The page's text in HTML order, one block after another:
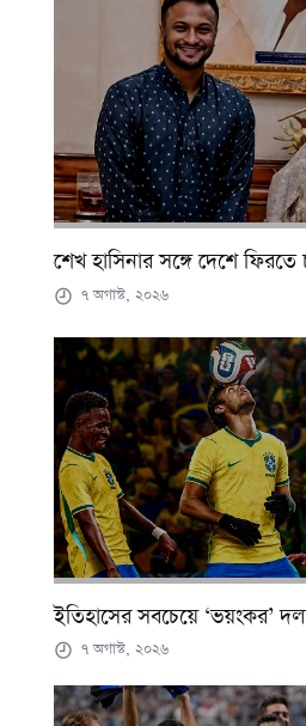
শেখ হাসিনার সঙ্গে দেশে ফিরতে
৭ অগাস্ট, ২০২৬
ইতিহাসের সবচেয়ে ‘ভয়ংকর’
৭ অগাস্ট, ২০২৬